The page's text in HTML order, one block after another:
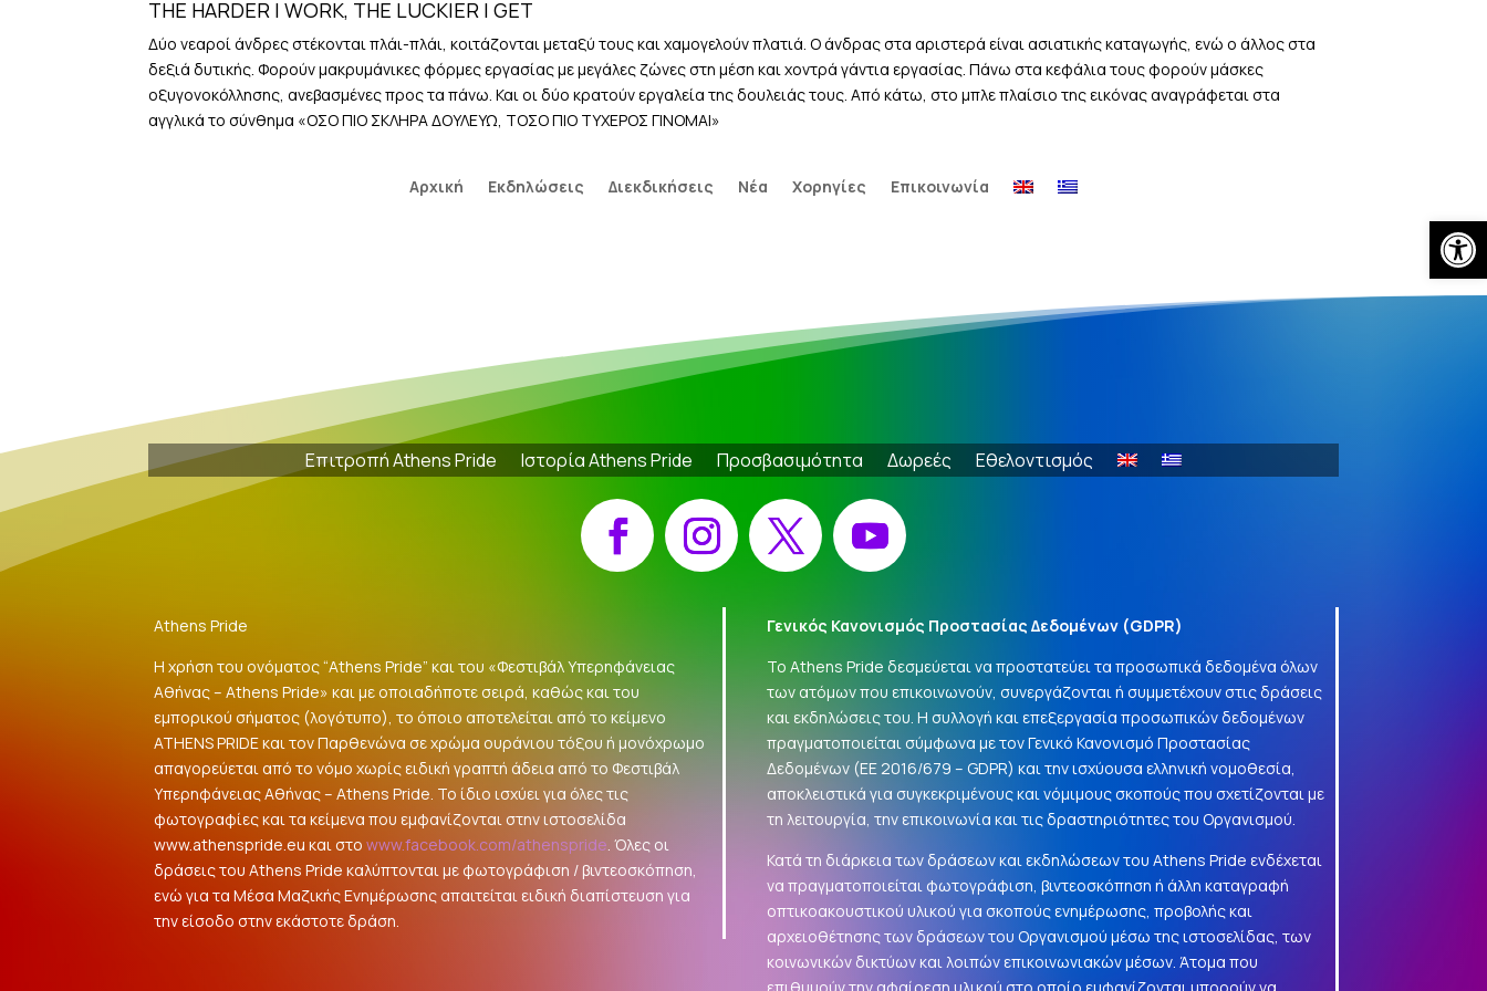
THE HARDER I WORK, THE LUCKIER I GET
Δύο νεαροί άνδρες στέκονται πλάι-πλάι, κοιτάζονται μεταξύ τους και χαμογελούν πλατιά. Ο άνδρας στα αριστερά είναι ασιατικής καταγωγής, ενώ ο άλλος στα
δεξιά δυτικής. Φορούν μακρυμάνικες φόρμες εργασίας με μεγάλες ζώνες στη μέση και χοντρά γάντια εργασίας. Πάνω στα κεφάλια τους φορούν μάσκες
οξυγονοκόλλησης, ανεβασμένες προς τα πάνω. Και οι δύο κρατούν εργαλεία της δουλειάς τους. Από κάτω, στο μπλε πλαίσιο της εικόνας αναγράφεται στα
αγγλικά το σύνθημα «ΟΣΟ ΠΙΟ ΣΚΛΗΡΑ ΔΟΥΛΕΥΩ, ΤΟΣΟ ΠΙΟ ΤΥΧΕΡΟΣ ΓΙΝΟΜΑΙ»
Αρχική Εκδηλώσεις Διεκδικήσεις Νέα Χορηγίες Επικοινωνία
Επιτροπή Athens Pride Ιστορία Athens Pride Προσβασιμότητα Δωρεές Εθελοντισμός
Facebook Instagram X YouTube
Athens Pride
Η χρήση του ονόματος “Athens Pride” και του «Φεστιβάλ Υπερηφάνειας
Αθήνας – Athens Pride» και με οποιαδήποτε σειρά, καθώς και του
εμπορικού σήματος (λογότυπο), το όποιο αποτελείται από το κείμενο
ATHENS PRIDE και τον Παρθενώνα σε χρώμα ουράνιου τόξου ή μονόχρωμο
απαγορεύεται από το νόμο χωρίς ειδική γραπτή άδεια από το Φεστιβάλ
Υπερηφάνειας Αθήνας – Athens Pride. Το ίδιο ισχύει για όλες τις
φωτογραφίες και τα κείμενα που εμφανίζονται στην ιστοσελίδα
www.athenspride.eu και στοwww.facebook.com/athenspride. Όλες οι
δράσεις του Athens Pride καλύπτονται με φωτογράφιση / βιντεοσκόπηση,
ενώ για τα Μέσα Μαζικής Ενημέρωσης απαιτείται ειδική διαπίστευση για
την είσοδο στην εκάστοτε δράση.
Γενικός Κανονισμός Προστασίας Δεδομένων (GDPR)
Το Athens Pride δεσμεύεται να προστατεύει τα προσωπικά δεδομένα όλων
των ατόμων που επικοινωνούν, συνεργάζονται ή συμμετέχουν στις δράσεις
και εκδηλώσεις του. Η συλλογή και επεξεργασία προσωπικών δεδομένων
πραγματοποιείται σύμφωνα με τον Γενικό Κανονισμό Προστασίας
Δεδομένων (ΕΕ 2016/679 –GDPR) και την ισχύουσα ελληνική νομοθεσία,
αποκλειστικά για συγκεκριμένους και νόμιμους σκοπούς που σχετίζονται με
τη λειτουργία, την επικοινωνία και τις δραστηριότητες του Οργανισμού.
Κατά τη διάρκεια των δράσεων και εκδηλώσεων του Athens Pride ενδέχεται
να πραγματοποιείται φωτογράφιση, βιντεοσκόπηση ή άλλη καταγραφή
οπτικοακουστικού υλικού για σκοπούς ενημέρωσης, προβολής και
αρχειοθέτησης των δράσεων του Οργανισμού μέσω της ιστοσελίδας, των
κοινωνικών δικτύων και λοιπών επικοινωνιακών μέσων. Άτομα που